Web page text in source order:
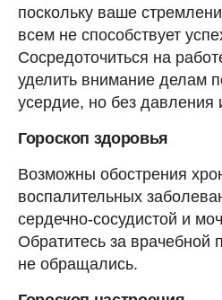
поскольку ваше
всем не способствует
Сосредоточиться на
уделить внимание делам
усердие, но без давления
Гороскоп здоровья
Возможны обострения
воспалительных
сердечно-сосудистой и
Обратитесь за
не обращались.